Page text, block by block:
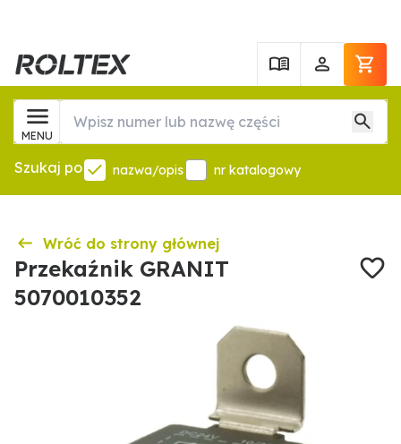
MENU
Szukaj po nazwa/opis nr katalogowy
Wróć do strony głównej
Przekaźnik GRANIT
5070010352